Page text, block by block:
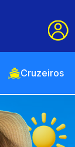
Cruzeiros